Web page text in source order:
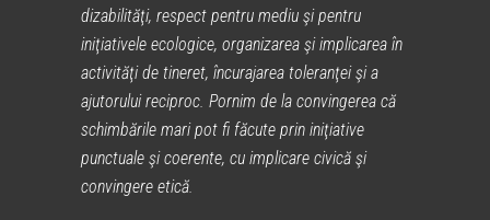
dizabilităţi, respect pentru mediu şi pentru
iniţiativele ecologice, organizarea şi implicarea în
activităţi de tineret, încurajarea toleranţei şi a
ajutorului reciproc. Pornim de la convingerea că
schimbările mari pot fi făcute prin iniţiative
punctuale şi coerente, cu implicare civică şi
convingere etică.